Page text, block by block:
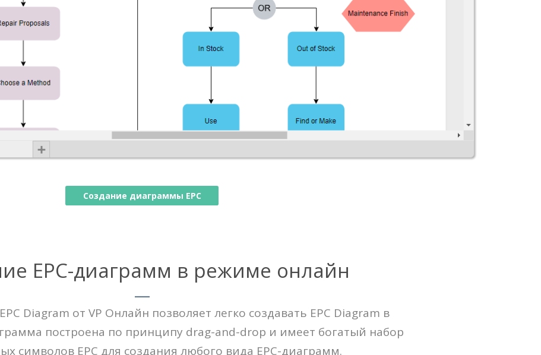
Создание диаграммы EPC
EPC-диаграмм в режиме онлайн
Diagram от VP Онлайн позволяет легко создавать EPC Diagram в
построена по принципу drag-and-drop и имеет богатый набор
символов EPC для создания любого вида EPC-диаграмм.